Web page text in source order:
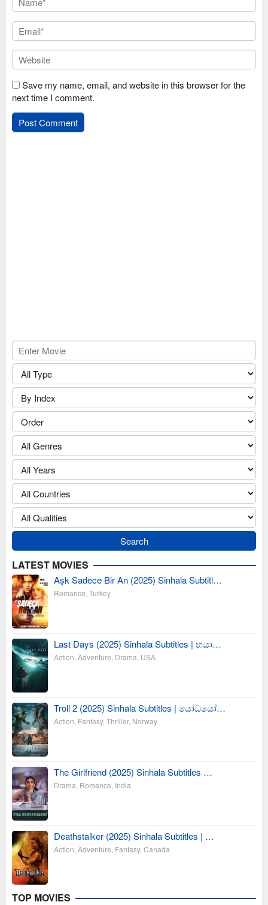
Save my name, email, and website in this browser for the
next time I comment.
LATEST MOVIES
Aşk Sadece Bir An (2025) Sinhala Subtitl…
Romance Turkey
Last Days (2025) Sinhala Subtitles | භයා…
Action Adventure Drama USA
Troll 2 (2025) Sinhala Subtitles | යෝධයෝ…
Action Fantasy, Thriller, Norway
The Girlfriend (2025) Sinhala Subtitles …
Drama Romance India
Deathstalker (2025) Sinhala Subtitles | …
Action Adventure Fantasy, Canada
TOP MOVIES